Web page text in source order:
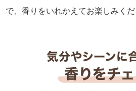
で、香りをいれかえてお楽しみくだ